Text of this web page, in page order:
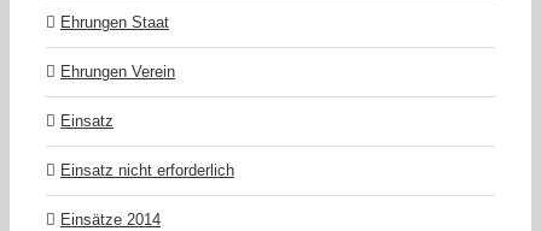
Ehrungen Staat
Ehrungen Verein
Einsatz
Einsatz nicht erforderlich
Einsätze 2014